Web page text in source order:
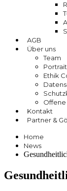
AGB
Über uns
Team
Ethik
Kontakt
Partner &
Home
News